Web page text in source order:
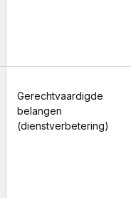
Gerechtvaardigde
belangen
(dienstverbetering)